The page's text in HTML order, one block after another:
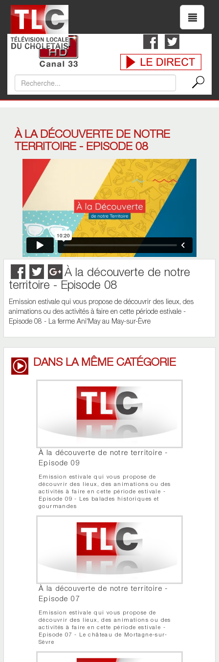
À LA DÉCOUVERTE DE NOTRE
TERRITOIRE - EPISODE 08
À la découverte de notre
territoire - Episode 08
Emission estivale qui vous propose de découvrir des lieux, des
animations ou des activités à faire en cette période estivale -
Episode 08 - La ferme Ani'May au May-sur-Èvre
DANS LA MÊME CATÉGORIE
À la découverte de notre territoire -
Episode 09
Emission estivale qui vous propose de
découvrir des lieux, des animations ou des
activités à faire en cette période estivale -
Episode 09 - Les balades historiques et
gourmandes
À la découverte de notre territoire -
Episode 07
Emission estivale qui vous propose de
découvrir des lieux, des animations ou des
activités à faire en cette période estivale -
Episode 07 - Le château de Mortagne-sur-
Sèvre